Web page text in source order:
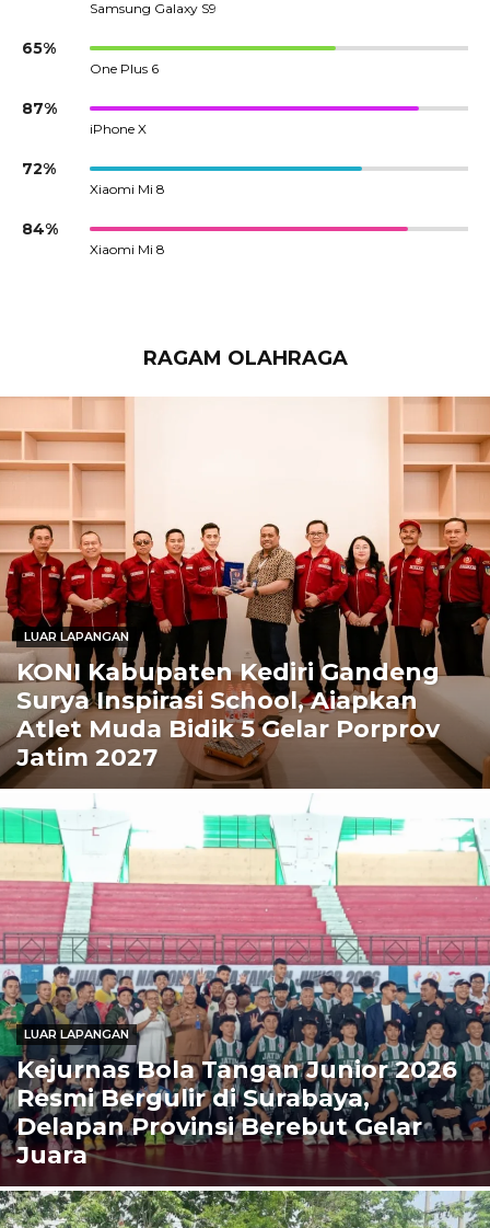
Samsung Galaxy S9
65%
One Plus 6
87%
iPhone X
72%
Xiaomi Mi 8
84%
Xiaomi Mi 8
RAGAM OLAHRAGA
LUAR LAPANGAN
KONI Kabupaten Kediri Gandeng
Surya Inspirasi School, Aiapkan
Atlet Muda Bidik 5 Gelar Porprov
Jatim 2027
LUAR LAPANGAN
Kejurnas Bola Tangan Junior 2026
Resmi Bergulir di Surabaya,
Delapan Provinsi Berebut Gelar
Juara